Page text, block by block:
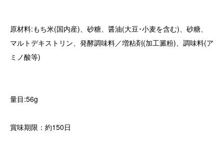
原材料:もち米(国内産)、砂糖、醤油(大豆･小麦を含む)、砂糖、
マルトデキストリン、発酵調味料／増粘剤(加工澱粉)、調味料(ア
ミノ酸等)
量目:56g
賞味期限：約150日